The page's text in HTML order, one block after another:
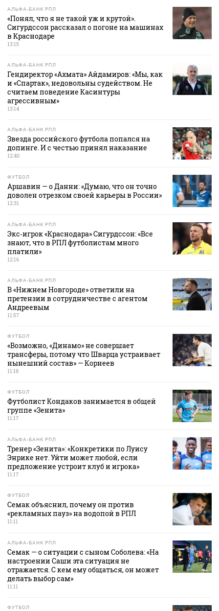
АЛЬФА-БАНК РПЛ
«Понял, что я не такой уж и крутой».
Сигурдссон рассказал о погоне на машинах
в Краснодаре
13:15
АЛЬФА-БАНК РПЛ
Гендиректор «Ахмата» Айдамиров: «Мы, как
и «Спартак», недовольны судейством. Не
считаем поведение Касинтуры
агрессивным»
13:14
АЛЬФА-БАНК РПЛ
Звезда российского футбола попался на
допинге. И с честью принял наказание
12:40
ФУТБОЛ
Аршавин — о Данни: «Думаю, что он точно
доволен отрезком своей карьеры в России»
12:31
АЛЬФА-БАНК РПЛ
Экс‑игрок «Краснодара» Сигурдссон: «Все
знают, что в РПЛ футболистам много
платили»
12:16
АЛЬФА-БАНК РПЛ
В «Нижнем Новгороде» ответили на
претензии в сотрудничестве с агентом
Андреевым
11:57
ФУТБОЛ
«Возможно, «Динамо» не совершает
трансферы, потому что Шварца устраивает
нынешний состав» — Корнеев
11:18
ФУТБОЛ
Футболист Кондаков занимается в общей
группе «Зенита»
11:17
АЛЬФА-БАНК РПЛ
Тренер «Зенита»: «Конкретики по Луису
Энрике нет. Уйти может любой, если
предложение устроит клуб и игрока»
11:17
ФУТБОЛ
Семак объяснил, почему он против
«рекламных пауз» на водопой в РПЛ
11:11
АЛЬФА-БАНК РПЛ
Семак — о ситуации с сыном Соболева: «На
настроении Саши эта ситуация не
отражается. С кем ему общаться, он может
делать выбор сам»
11:11
ФУТБОЛ